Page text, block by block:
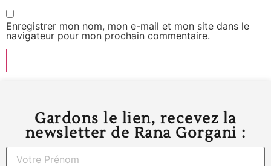
Enregistrer mon nom, mon e-mail et mon site dans le
navigateur pour mon prochain commentaire.
Gardons le lien, recevez la
newsletter de Rana Gorgani :